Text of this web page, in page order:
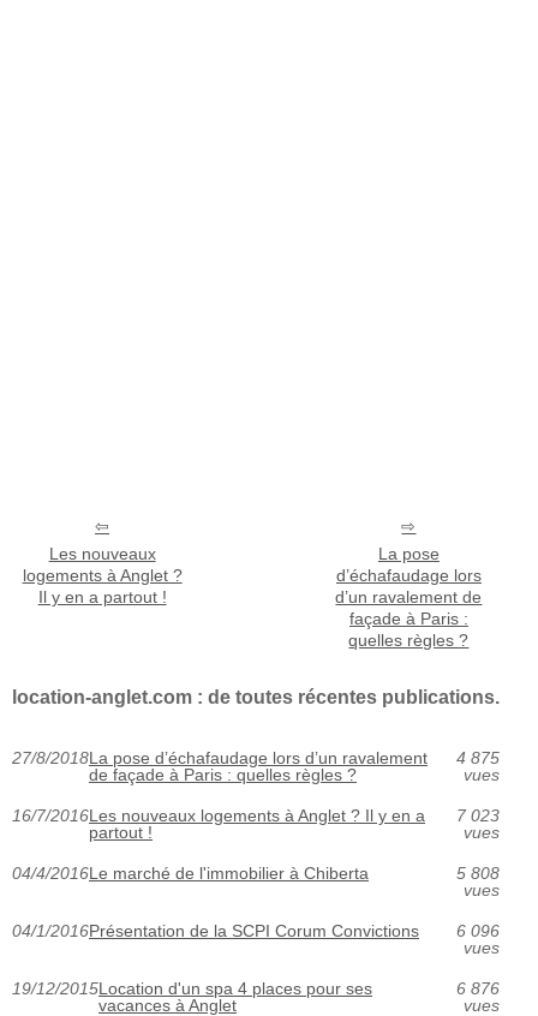
Les nouveaux
logements à Anglet ?
Il y en a partout !
La pose
d’échafaudage lors
d’un ravalement de
façade à Paris :
quelles règles ?
location-anglet.com : de toutes récentes publications.
27/8/2018La pose d’échafaudage lors d’un ravalement
de façade à Paris : quelles règles ?
4 875
vues
16/7/2016Les nouveaux logements à Anglet ? Il y en a
partout !
7 023
vues
04/4/2016Le marché de l'immobilier à Chiberta
5 808
vues
04/1/2016Présentation de la SCPI Corum Convictions
6 096
vues
19/12/2015Location d'un spa 4 places pour ses
vacances à Anglet
6 876
vues